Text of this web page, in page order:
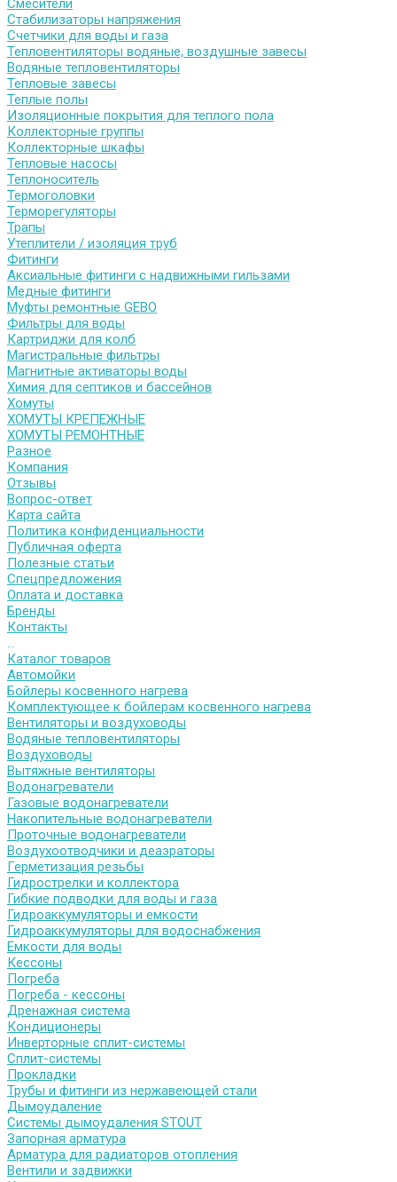
Смесители
Стабилизаторы напряжения
Счетчики для воды и газа
Тепловентиляторы водяные, воздушные завесы
Водяные тепловентиляторы
Тепловые завесы
Теплые полы
Изоляционные покрытия для теплого пола
Коллекторные группы
Коллекторные шкафы
Тепловые насосы
Теплоноситель
Термоголовки
Терморегуляторы
Трапы
Утеплители / изоляция труб
Фитинги
Аксиальные фитинги с надвижными гильзами
Медные фитинги
Муфты ремонтные GEBO
Фильтры для воды
Картриджи для колб
Магистральные фильтры
Магнитные активаторы воды
Химия для септиков и бассейнов
Хомуты
ХОМУТЫ КРЕПЕЖНЫЕ
ХОМУТЫ РЕМОНТНЫЕ
Разное
Компания
Отзывы
Вопрос-ответ
Карта сайта
Политика конфиденциальности
Публичная оферта
Полезные статьи
Спецпредложения
Оплата и доставка
Бренды
Контакты
...
Каталог товаров
Автомойки
Бойлеры косвенного нагрева
Комплектующее к бойлерам косвенного нагрева
Вентиляторы и воздуховоды
Водяные тепловентиляторы
Воздуховоды
Вытяжные вентиляторы
Водонагреватели
Газовые водонагреватели
Накопительные водонагреватели
Проточные водонагреватели
Воздухоотводчики и деаэраторы
Герметизация резьбы
Гидрострелки и коллектора
Гибкие подводки для воды и газа
Гидроаккумуляторы и емкости
Гидроаккумуляторы для водоснабжения
Емкости для воды
Кессоны
Погреба
Погреба - кессоны
Дренажная система
Кондиционеры
Инверторные сплит-системы
Сплит-системы
Прокладки
Трубы и фитинги из нержавеющей стали
Дымоудаление
Системы дымоудаления STOUT
Запорная арматура
Арматура для радиаторов отопления
Вентили и задвижки